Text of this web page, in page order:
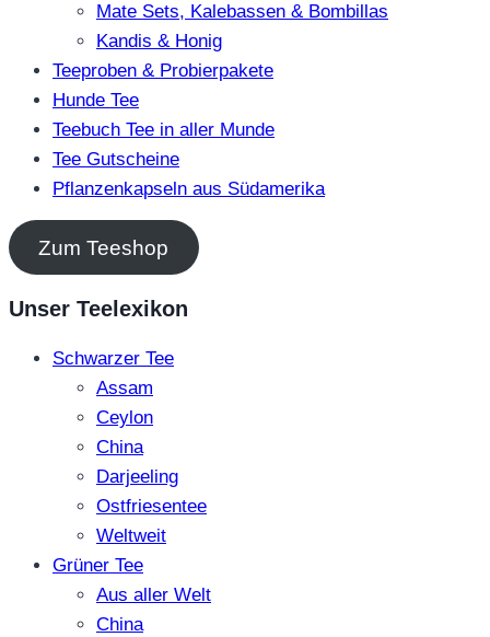
Mate Sets, Kalebassen & Bombillas
Kandis & Honig
Teeproben & Probierpakete
Hunde Tee
Teebuch Tee in aller Munde
Tee Gutscheine
Pflanzenkapseln aus Südamerika
Zum Teeshop
Unser Teelexikon
Schwarzer Tee
Assam
Ceylon
China
Darjeeling
Ostfriesentee
Weltweit
Grüner Tee
Aus aller Welt
China